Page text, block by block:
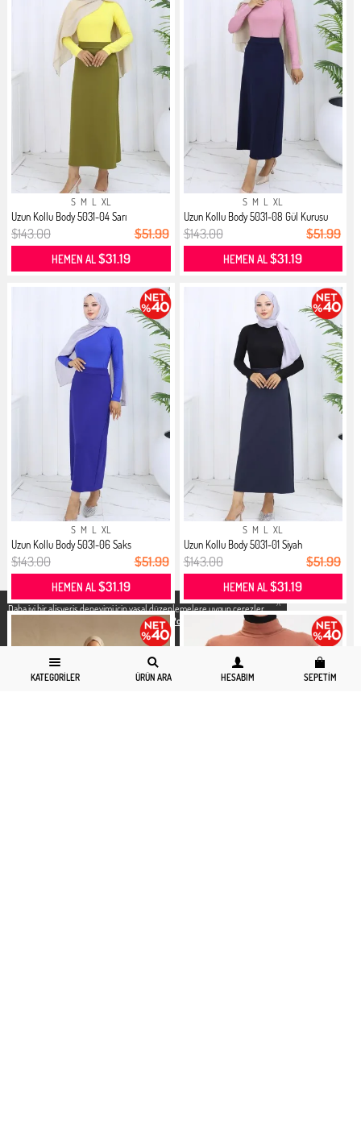
X
Daha iyi bir alisveris deneyimi icin yasal düzenlemelere uygun çerezler
Gizlilik ve Çerez Politikası
sayfamızdan
KATEGORILER ÜRÜN ARA HESABIM SEPETIM
S M L XL
Uzun Kollu Body 5031-04 Sarı
$143.00 $51.99
HEMEN AL$31.19
S M L XL
Uzun Kollu Body 5031-08 Gül Kurusu
$143.00 $51.99
HEMEN AL$31.19
S M L XL
Uzun Kollu Body 5031-06 Saks
$143.00 $51.99
HEMEN AL$31.19
S M L XL
Uzun Kollu Body 5031-01 Siyah
$143.00 $51.99
HEMEN AL$31.19